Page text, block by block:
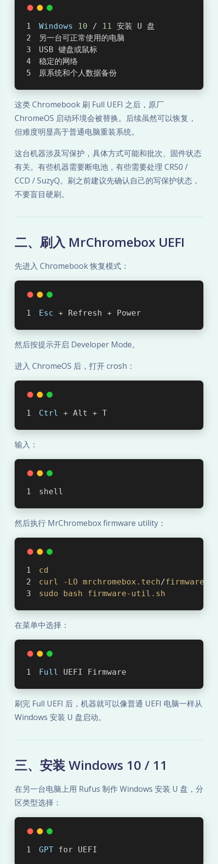
o
k
/
D
r
a
l
l
i
o
刷
W
i
o
w
：
C
S
t
r
安
装
S
e
a
Windows 10 / 11 安装 U 盘
另一台可正常使用的电脑
USB 键盘或鼠标
稳定的网络
原系统和个人数据备份
这类 Chromebook 刷 Full UEFI 之后，原厂
ChromeOS 启动环境会被替换。后续虽然可以恢复，
但难度明显高于普通电脑重装系统。
这台机器涉及写保护，具体方式可能和批次、固件状态
有关。有些机器需要断电池，有些需要处理 CR50 /
CCD / SuzyQ。刷之前建议先确认自己的写保护状态，
不要盲目硬刷。
二、刷入 MrChromebox UEFI
先进入 Chromebook 恢复模式：
Esc + Refresh + Power
然后按提示开启 Developer Mode。
进入 ChromeOS 后，打开 crosh：
Ctrl + Alt + T
输入：
shell
然后执行 MrChromebox firmware utility：
cd
curl
-LO mrchromebox .tech/firmware-
sudo
bash firmware-util .sh
在菜单中选择：
Full UEFI Firmware
刷完 Full UEFI 后，机器就可以像普通 UEFI 电脑一样从
Windows 安装 U 盘启动。
三、安装 Windows 10 / 11
在另一台电脑上用 Rufus 制作 Windows 安装 U 盘，分
区类型选择：
GPT for UEFI